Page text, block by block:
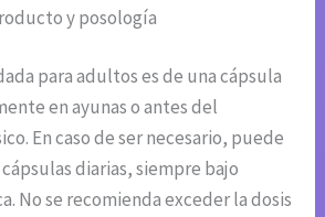
y posología
para adultos es de una cápsula
en ayunas o antes del
En caso de ser necesario, puede
diarias, siempre bajo
No se recomienda exceder la dosis